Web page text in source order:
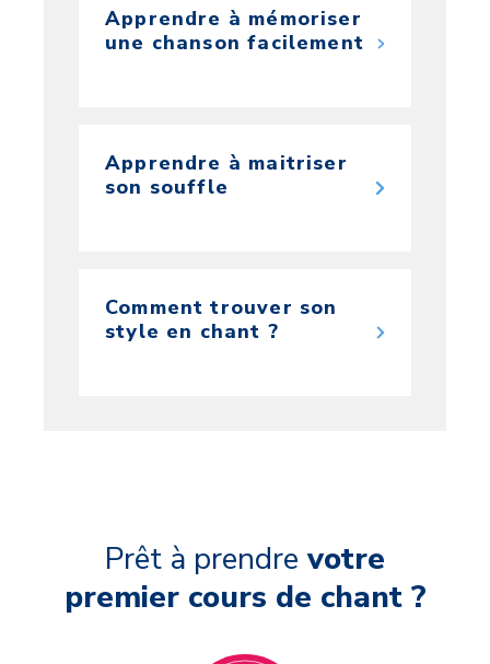
Apprendre à mémoriser
une chanson facilement
Apprendre à maitriser
son souffle
Comment trouver son
style en chant ?
Prêt à prendre votre
premier cours de chant ?